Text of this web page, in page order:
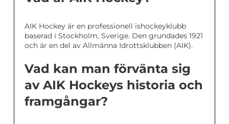
AIK Hockey är en professionell ishockeyklubb
baserad i Stockholm, Sverige. Den grundades 1921
och är en del av Allmänna Idrottsklubben (AIK).
Vad kan man förvänta sig
av AIK Hockeys historia och
framgångar?